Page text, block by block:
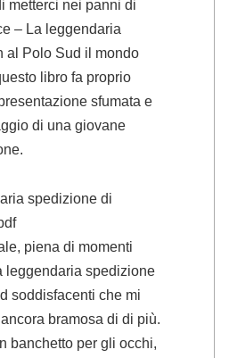
metterci nei panni di
– La leggendaria
al Polo Sud il mondo
libro fa proprio
sfumata e
di una giovane
spedizione di
piena di momenti
leggendaria spedizione
soddisfacenti che mi
bramosa di di più.
banchetto per gli occhi,